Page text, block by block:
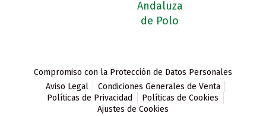
Compromiso con la Protección de Datos Personales
Aviso Legal
Condiciones Generales de Venta
Políticas de Privacidad
Políticas de Cookies
Ajustes de Cookies